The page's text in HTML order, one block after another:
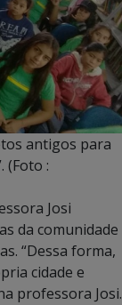
antigos para
(Foto :
Josi
da comunidade
“Dessa forma,
cidade e
professora Josi.